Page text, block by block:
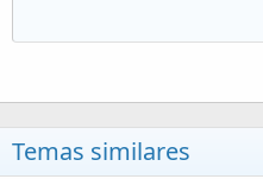
Temas similares